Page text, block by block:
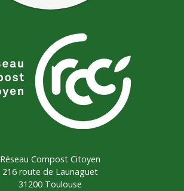
Réseau Compost Citoyen
216 route de Launaguet
31200 Toulouse